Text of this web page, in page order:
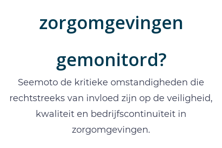
zorgomgevingen
gemonitord?
Seemoto de kritieke omstandigheden die
rechtstreeks van invloed zijn op de veiligheid,
kwaliteit en bedrijfscontinuïteit in
zorgomgevingen.